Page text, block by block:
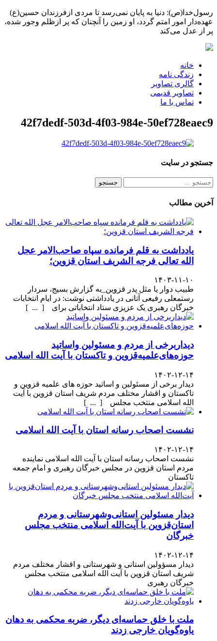
رسول‌خدا(ص): دنیا به پایان نمی‌رسد تا مردی ازفرزندان حسین(ع)
عهده‌دار امور امتم گردد، او زمین را آنچنان که پر ازظلم وجور شده،
پر از عدل می‌کند
خانه
زندگی نامه
گالری تصاویر
تصاویر قدیمی
تماس با ما
42f7dedf-503d-4f03-984e-50ef728eaec9
جستجو در سایت
جستجو
آخرین مطالب
یادداشت به قلم فرمانده سپاه صاحب‌الامر عجل
الله تعالی فرجه الشریف استان قزوین؛
۱۴۰۳-۱۱-۱۰
طبیب دوار یا مثل پدر قزوین_به گزارش بسیج، سردار
رستمعلی رفیعی آتانی در یادداشتی نوشت: در ایام انتخابات
خبرگان رهبری یک عزیزی ستاد انتخاباتی برای [ ... ]
دیداربرخی از مردم و مسئولین واساتید
حوزه‌های‌علمیه‌قزوین و تاکستان با آیت الله اسلامی
۱۴۰۲-۱۲-۱۴
دیدار برخی از مسئولین و اساتید حوزه های علمیه قزوین و
تاکستان و اقشار مختلف مردم شریف استان قزوین با آیت
الله اسلامی منتخب مجلس [ ... ]
نشست اصحاب رسانه استان با آیت الله اسلامی
۱۴۰۲-۱۲-۱۴
نشست اصحاب رسانه استان با آیت الله اسلامی نماینده
مردم استان قزوین در مجلس خبرگان رهبری و امام جمعه
تاکستان
دیدار مسئولین استانی‌وشهرستانی و مردم‌
استان‌قزوین با آیت‌الله‌ اسلامی منتخب مجلس‌
خبرگان
۱۴۰۲-۱۲-۱۴
دیدار مسؤولین استانی و شهرستانی و اقشار مختلف مردم
شریف استان قزوین با آیت الله اسلامی منتخب مجلس
خبرگان رهبری
ملت با خلق حماسه‌ای دیگر، ضربه محکمی به دهان
یاوه‌گویان خارجی زدند